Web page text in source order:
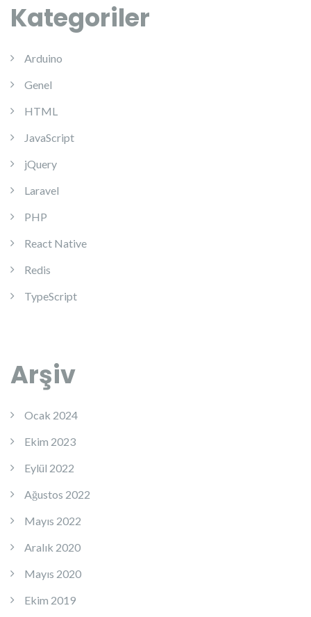
Kategoriler
Arduino
Genel
HTML
JavaScript
jQuery
Laravel
PHP
React Native
Redis
TypeScript
Arşiv
Ocak 2024
Ekim 2023
Eylül 2022
Ağustos 2022
Mayıs 2022
Aralık 2020
Mayıs 2020
Ekim 2019